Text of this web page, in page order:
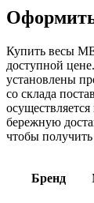
Купить весы
доступной
установлены
со склада
бережную
чтобы
Бренд